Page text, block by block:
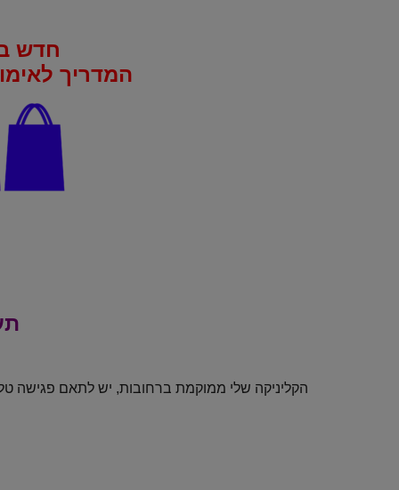
חדש
המדריך
הקליניקה שלי ממוקמת ברחובות, יש לתאם פגישה